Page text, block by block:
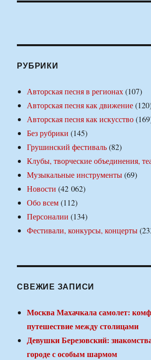
РУБРИКИ
Авторская песня в регионах(107)
Авторская песня как движение
Авторская песня как искусство
Без рубрики (145)
Грушинский фестиваль(82)
Клубы, творческие объединения,
Музыкальные инструменты(69)
Новости (42 062)
Обо всем(112)
Персоналии (134)
Фестивали, конкурсы, концерты
СВЕЖИЕ ЗАПИСИ
Москва Махачкала самолет:
путешествие между столицами
Девушки Березовский:
городе с особым шармом